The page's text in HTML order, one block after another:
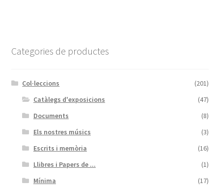
Categories de productes
Col·leccions
(201)
Catàlegs d'exposicions
(47)
Documents
(8)
Els nostres músics
(3)
Escrits i memòria
(16)
Llibres i Papers de ...
(1)
Mínima
(17)